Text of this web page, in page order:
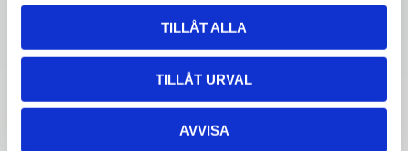
TILLÅT ALLA
TILLÅT URVAL
AVVISA